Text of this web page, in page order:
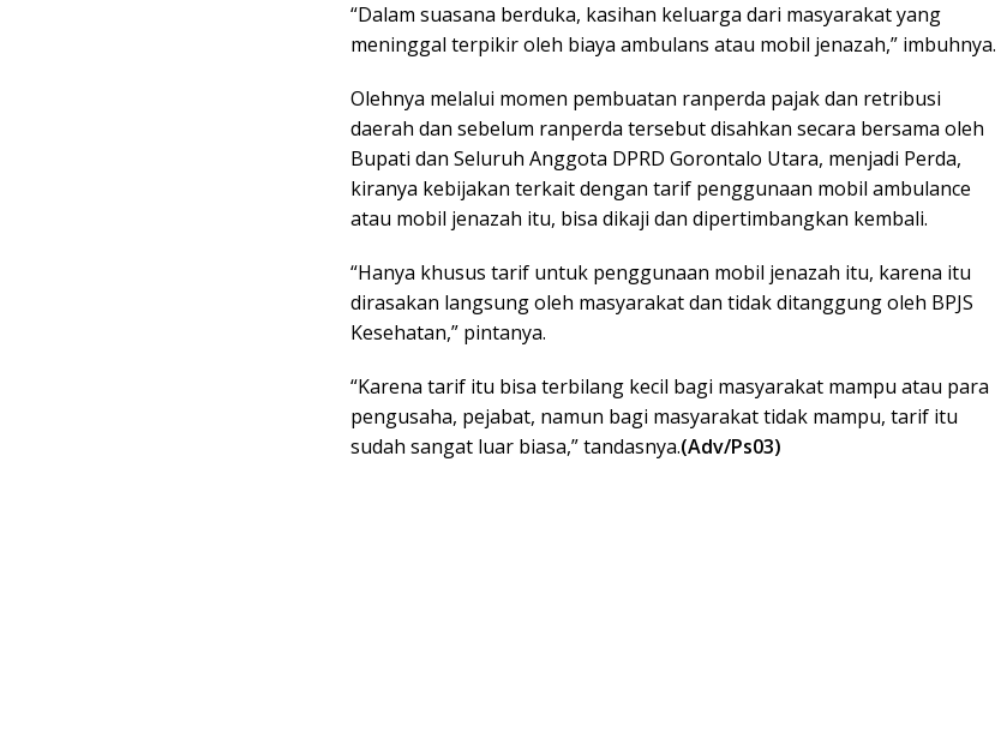
“Dalam suasana berduka, kasihan keluarga dari masyarakat yang
meninggal terpikir oleh biaya ambulans atau mobil jenazah,” imbuhnya.
Olehnya melalui momen pembuatan ranperda pajak dan retribusi
daerah dan sebelum ranperda tersebut disahkan secara bersama oleh
Bupati dan Seluruh Anggota DPRD Gorontalo Utara, menjadi Perda,
kiranya kebijakan terkait dengan tarif penggunaan mobil ambulance
atau mobil jenazah itu, bisa dikaji dan dipertimbangkan kembali.
“Hanya khusus tarif untuk penggunaan mobil jenazah itu, karena itu
dirasakan langsung oleh masyarakat dan tidak ditanggung oleh BPJS
Kesehatan,” pintanya.
“Karena tarif itu bisa terbilang kecil bagi masyarakat mampu atau para
pengusaha, pejabat, namun bagi masyarakat tidak mampu, tarif itu
sudah sangat luar biasa,” tandasnya.(Adv/Ps03)